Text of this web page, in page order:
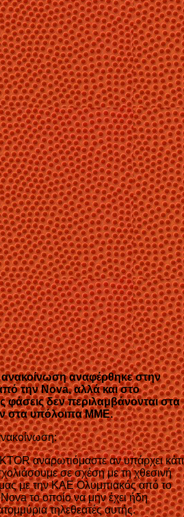
αναφέρθηκε στην
την Nova, αλλά και στο
φάσεις δεν περιλαμβάνονται στα
στα υπόλοιπα ΜΜΕ.
αναρωτιόμαστε αν υπάρχει κάτι
σε σχέση με τη χθεσινή
με την ΚΑΕ Ολυμπιακός από το
το οποίο να μην έχει ήδη
τηλεθεατές αυτής.